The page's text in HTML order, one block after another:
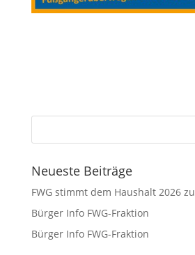
Neueste Beiträge
FWG stimmt dem Haushalt 2026 zu
Bürger Info FWG-Fraktion
Bürger Info FWG-Fraktion